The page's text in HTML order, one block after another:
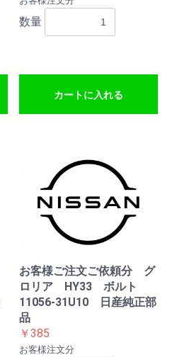
数量
カートに入れる
お客様ご注文ご依頼分 グ
ロリア HY33 ボルト
11056-31U10 日産純正部
品
￥385
お客様注文分